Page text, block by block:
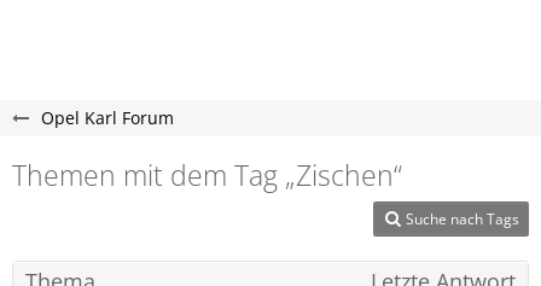
Opel Karl Forum
Themen mit dem Tag „Zischen“
Suche nach Tags